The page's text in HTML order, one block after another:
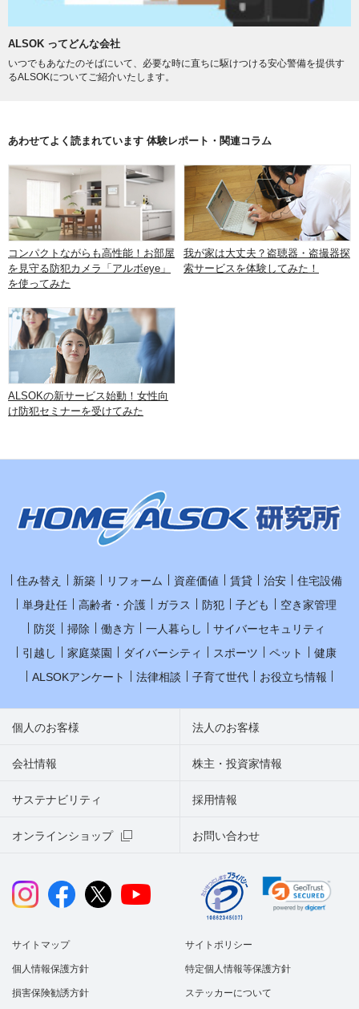
ALSOK ってどんな会社
いつでもあなたのそばにいて、必要な時に直ちに駆けつける安心警備を提供す
るALSOKについてご紹介いたします。
あわせてよく読まれています 体験レポート・関連コラム
コンパクトながらも高性能！お部屋
を見守る防犯カメラ「アルボeye」
を使ってみた
我が家は大丈夫？盗聴器・盗撮器探
索サービスを体験してみた！
ALSOKの新サービス始動！女性向
け防犯セミナーを受けてみた
住み替え 新築 リフォーム 資産価値 賃貸 治安
住宅設備
単身赴任
高齢者・介護 ガラス 防犯 子ども
空き家管理
防災
掃除 働き方 一人暮らし
サイバーセキュリティ
引越し
家庭菜園 ダイバーシティ スポーツ ペット
健康
ALSOKアンケート
法律相談 子育て世代 お役立ち情報
個人のお客様 法人のお客様
会社情報 株主・投資家情報
サステナビリティ
オンラインショップ お問い合わせ
採用情報
サイトマップ サイトポリシー
個人情報保護方針 特定個人情報等保護方針
損害保険勧誘方針 ステッカーについて